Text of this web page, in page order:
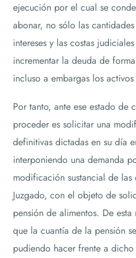
ejecución por el cual se
abonar, no sólo las
intereses y las costas
incrementar la deuda de
incluso a embargas los
Por tanto, ante ese estado de
proceder es solicitar una
definitivas dictadas en su día
interponiendo una demanda
modificación sustancial de las
Juzgado, con el objeto de
pensión de alimentos. De
que la cuantía de la pensión
pudiendo hacer frente a